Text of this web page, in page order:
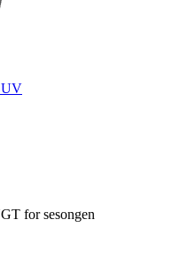
for sesongen